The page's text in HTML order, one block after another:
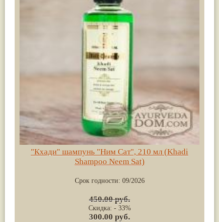
"Кхади" шампунь "Ним Сат", 210 мл (Khadi
Shampoo Neem Sat)
Срок годности: 09/2026
450.00 руб.
Скидка: - 33%
300.00 руб.